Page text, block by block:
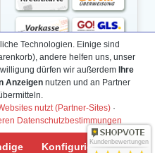
Technologien. Einige sind
andere helfen uns, unser
dürfen wir außerdem Ihre
Anzeigennutzen und an Partner
nutzt (Partner-Sites) ·
Datenschutzbestimmungen
KonfigurierenKundenbewertungen